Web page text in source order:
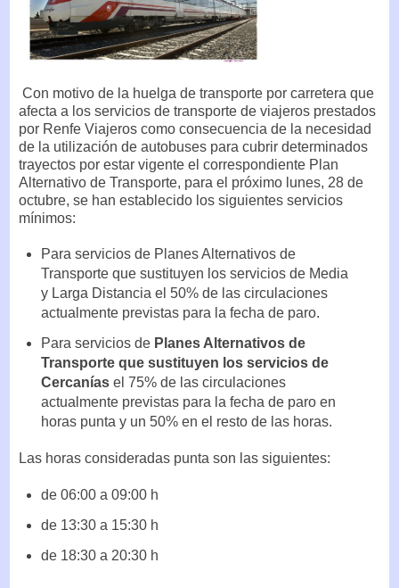
Con motivo de la huelga de transporte por carretera que
afecta a los servicios de transporte de viajeros prestados
por Renfe Viajeros como consecuencia de la necesidad
de la utilización de autobuses para cubrir determinados
trayectos por estar vigente el correspondiente Plan
Alternativo de Transporte, para el próximo lunes, 28 de
octubre, se han establecido los siguientes servicios
mínimos:
Para servicios de Planes Alternativos de
Transporte que sustituyen los servicios de Media
y Larga Distancia el 50% de las circulaciones
actualmente previstas para la fecha de paro.
Para servicios de Planes Alternativos de
Transporte que sustituyen los servicios de
Cercanías el 75% de las circulaciones
actualmente previstas para la fecha de paro en
horas punta y un 50% en el resto de las horas.
Las horas consideradas punta son las siguientes:
de 06:00 a 09:00 h
de 13:30 a 15:30 h
de 18:30 a 20:30 h